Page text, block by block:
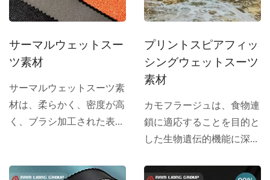
サーマルウェットスー
ツ素材
サーマルウェットスーツ素
材は、柔らかく、密度が高
く、ブラシ加工された表面
損失を減少させます。熱保
プリントスピアフィッ
シングウェットスーツ
素材
カモフラージュは、食物連
鎖に適応することを目的と
した生物遺伝的機能に深く